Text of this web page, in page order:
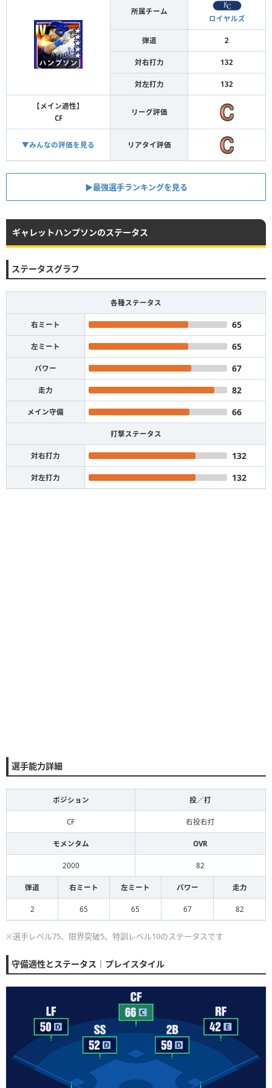
所属チーム
ロイヤルズ
弾道 2
対右打力 132
対左打力 132
【メイン適性】
CF
リーグ評価
▼みんなの評価を見る リアタイ評価
▶︎最強選手ランキングを見る
ギャレットハンプソンのステータス
ステータスグラフ
各種ステータス
右ミート 65
左ミート 65
パワー 67
走力 82
メイン守備 66
打撃ステータス
対右打力 132
対左打力 132
選手能力詳細
ポジション 投／打
CF 右投右打
モメンタム OVR
2000 82
弾道 右ミート 左ミート パワー 走力
2 65 65 67 82
※選手レベル75、限界突破5、特訓レベル10のステータスです
守備適性とステータス｜プレイスタイル